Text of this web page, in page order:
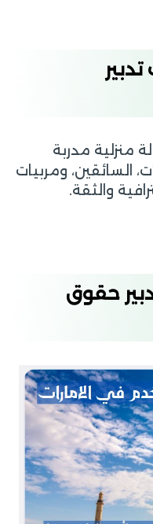
منزلية مدربة
السائقين، ومربيات
والثقة.
حقوق